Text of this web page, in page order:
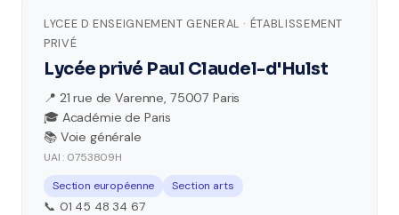
LYCEE D ENSEIGNEMENT GENERAL · ÉTABLISSEMENT
PRIVÉ
Lycée privé Paul Claudel-d'Hulst
📍 21 rue de Varenne, 75007 Paris
🎓 Académie de Paris
📚 Voie générale
UAI : 0753809H
Section européenne
Section arts
📞 01 45 48 34 67